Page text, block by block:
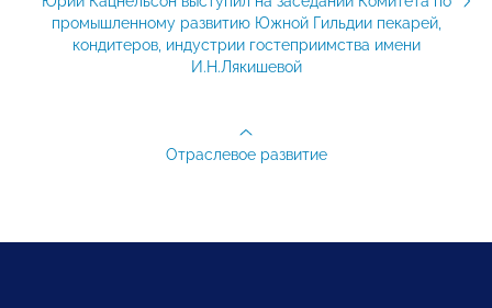
промышленному развитию Южной Гильдии пекарей,
кондитеров, индустрии гостеприимства имени
И.Н.Лякишевой
Отраслевое развитие